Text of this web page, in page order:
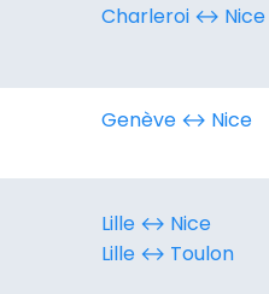
Charleroi ↔︎ Nice
Genève ↔︎ Nice
Lille ↔︎ Nice
Lille ↔︎ Toulon